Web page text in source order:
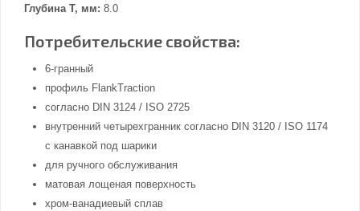
Глубина Т, мм: 8.0
Потребительские свойства:
6-гранный
профиль FlankTraction
согласно DIN 3124 / ISO 2725
внутренний четырехгранник согласно DIN 3120 / ISO 1174
с канавкой под шарики
для ручного обслуживания
матовая лощеная поверхность
хром-ванадиевый сплав